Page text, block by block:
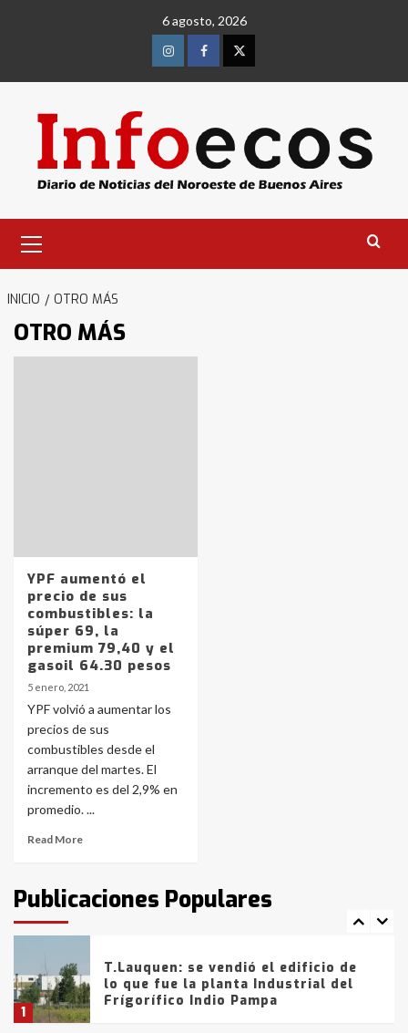
6 agosto, 2026
InstagramFacebookTwitter
primario
INICIO OTRO MÁS
OTRO MÁS
YPF aumentó el
precio de sus
combustibles: la
súper 69, la
premium 79,40 y el
gasoil 64.30 pesos
5 enero, 2021
YPF volvió a aumentar los
precios de sus
combustibles desde el
arranque del martes. El
incremento es del 2,9% en
promedio. ...
Read More
Publicaciones Populares
4
Accidente en Ruta 5: falleció un
joven de Trenque Lauquen
5
Los precios de los combustibles en
6
La Bolsa de Cereales de Bahía
Blanca anticipa que Agosto vendrá
con lluvias y heladas, en gran parte
fueron detenidos por
comercialización de drogas en la
tarde del sábado
1
T.Lauquen: se vendió el edificio de
lo que fue la planta Industrial del
Frígorífico Indio Pampa